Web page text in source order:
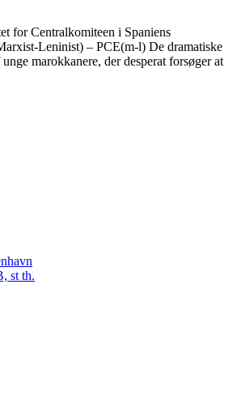
for Centralkomiteen i Spaniens
Leninist) – PCE(m-l) De dramatiske
marokkanere, der desperat forsøger at
st th.